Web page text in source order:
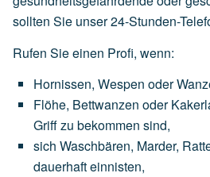
sollten Sie unser 24-Stunden-
Rufen Sie einen Profi, wenn:
Hornissen, Wespen oder
Flöhe, Bettwanzen oder
Griffzu bekommen sind,
sich Waschbären, Marder,
dauerhafteinnisten,